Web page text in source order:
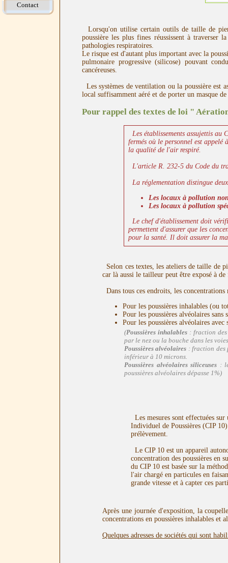
Contact
Lorsqu'on utilise certain outils de taille de
poussière les plus fines réussissent à traverser
pathologies respiratoires.
Le risque est d'autant plus important avec la
pulmonaire progressive (silicose) pouvant
cancéreuses.
Les systèmes de ventilation ou la poussière est
local suffisamment aéré et de porter un masque
Pour rappel des textes de loi "
Les établissements assujettis au
fermés où le personnel est
la qualité de l'air respiré.
L'article R. 232-5 du Code du
La réglementation distingue
Les locaux à pollution
Les locaux à pollution
Le chef d'établissement doit
permettent d'assurer que les
pour la santé. Il doit assurer la
Selon ces textes, les ateliers de taille de
car là aussi le tailleur peut être exposé à
Dans tous ces endroits, les
Pour les poussières inhalables (ou
Pour les poussières alvéolaires
Pour les poussières alvéolaires
(Poussières inhalables: fraction des
par le nez ou la bouche dans les
Poussières alvéolaires : fraction des
inférieur à 10 microns.
Poussières alvéolaires siliceuses :
poussières alvéolaires dépasse 1%)
Les mesures sont effectuées
Individuel de Poussières (CIP
prélèvement.
Le CIP 10 est un appareil
concentration des poussières en
du CIP 10 est basée sur la
l'air chargé en particules en
grande vitesse et à capter ces
Après une journée d'exposition, la
concentrations en poussières inhalables et
Quelques adresses de sociétés qui sont